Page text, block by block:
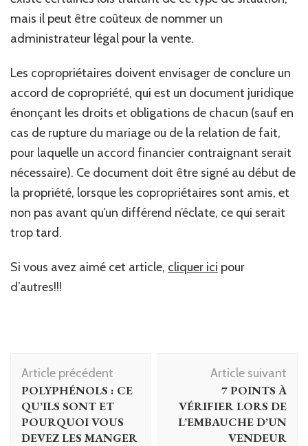
mais il peut être coûteux de nommer un
administrateur légal pour la vente.
Les copropriétaires doivent envisager de conclure un
accord de copropriété, qui est un document juridique
énonçant les droits et obligations de chacun (sauf en
cas de rupture du mariage ou de la relation de fait,
pour laquelle un accord financier contraignant serait
nécessaire). Ce document doit être signé au début de
la propriété, lorsque les copropriétaires sont amis, et
non pas avant qu’un différend n’éclate, ce qui serait
trop tard.
Si vous avez aimé cet article, cliquer ici pour
d’autres!!!
Navigation
d'article
Article précédent
POLYPHÉNOLS : CE
QU’ILS SONT ET
POURQUOI VOUS
DEVEZ LES MANGER
Article suivant
7 POINTS À
VÉRIFIER LORS DE
L’EMBAUCHE D’UN
VENDEUR